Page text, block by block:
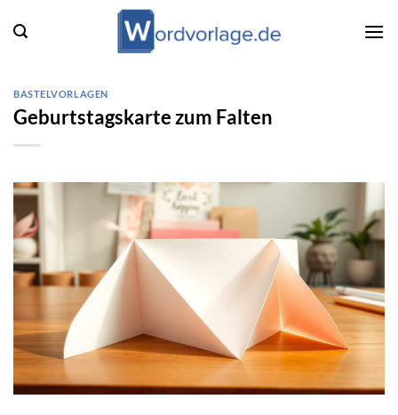
Inhalt
BASTELVORLAGEN
Geburtstagskarte zum Falten